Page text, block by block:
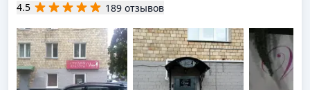
4.5
189 отзывов